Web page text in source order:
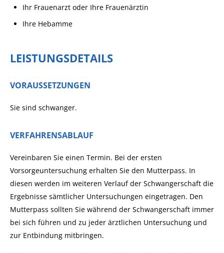
Ihr Frauenarzt oder Ihre Frauenärztin
Ihre Hebamme
LEISTUNGSDETAILS
VORAUSSETZUNGEN
Sie sind schwanger.
VERFAHRENSABLAUF
Vereinbaren Sie einen Termin. Bei der ersten
Vorsorgeuntersuchung erhalten Sie den Mutterpass. In
diesen werden im weiteren Verlauf der Schwangerschaft die
Ergebnisse sämtlicher Untersuchungen eingetragen. Den
Mutterpass sollten Sie während der Schwangerschaft immer
bei sich führen und zu jeder ärztlichen Untersuchung und
zur Entbindung mitbringen.